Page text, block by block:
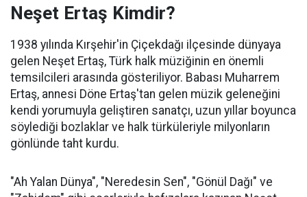
Neşet Ertaş Kimdir?
1938 yılında Kırşehir'in Çiçekdağı ilçesinde dünyaya
gelen Neşet Ertaş, Türk halk müziğinin en önemli
temsilcileri arasında gösteriliyor. Babası Muharrem
Ertaş, annesi Döne Ertaş'tan gelen müzik geleneğini
kendi yorumuyla geliştiren sanatçı, uzun yıllar boyunca
söylediği bozlaklar ve halk türküleriyle milyonların
gönlünde taht kurdu.
"Ah Yalan Dünya", "Neredesin Sen", "Gönül Dağı" ve